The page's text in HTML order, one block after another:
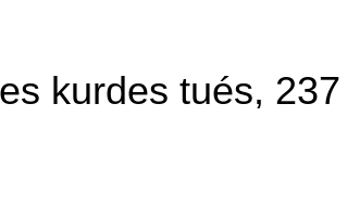
kurdes tués,